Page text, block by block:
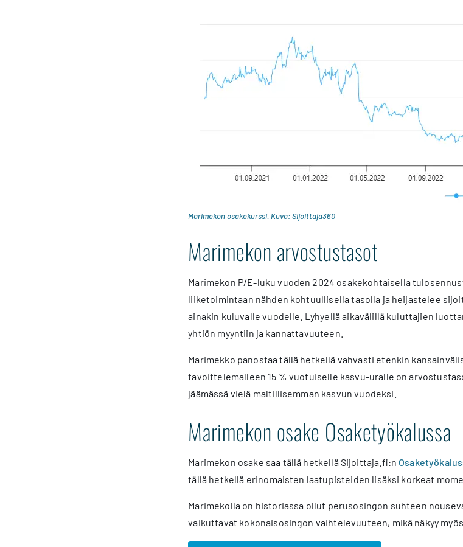
Marimekon osakekurssi. Kuva: Sijoittaja360
Marimekon arvostustasot
Marimekon P/E-luku vuoden 2024 osakekohtaisella
liiketoimintaan nähden kohtuullisella tasolla ja heijastelee
ainakin kuluvalle vuodelle. Lyhyellä aikavälillä kuluttajien
yhtiön myyntiin ja kannattavuuteen.
Marimekko panostaa tällä hetkellä vahvasti etenkin
tavoittelemalleen 15 % vuotuiselle kasvu-uralle on
jäämässä vielä maltillisemman kasvun vuodeksi.
Marimekon osake Osaketyökalussa
Marimekon osake saa tällä hetkellä Sijoittaja.fi:n Osakety
tällä hetkellä erinomaisten laatupisteiden lisäksi korkeat
Marimekolla on historiassa ollut perusosingon suhteen
vaikuttavat kokonaisosingon vaihtelevuuteen, mikä näkyy